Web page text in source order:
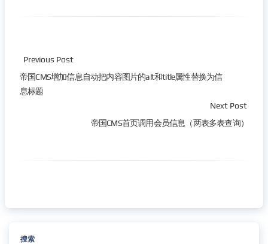
Previous Post
帝国CMS增加信息自动把内容图片的alt和title属性替换为信
息标题
Next Post
帝国CMS首页调用会员信息（两表多表查询）
搜索